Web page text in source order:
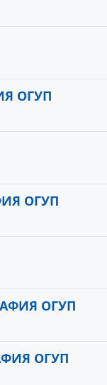
ОГУП
ОГУП
ОГУП
ОГУП